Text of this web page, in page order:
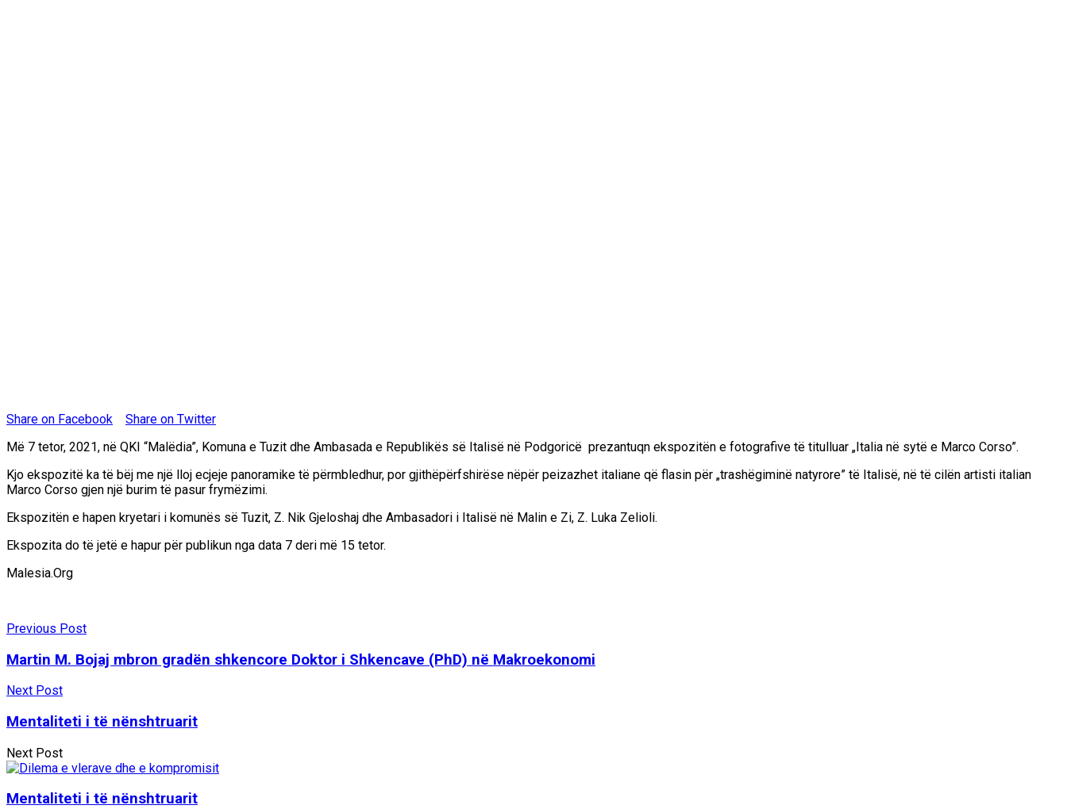
Share on Facebook
Share on Twitter
Më 7 tetor, 2021, në QKI “Malëdia”, Komuna e Tuzit dhe Ambasada e Republikës së Italisë në Podgoricë prezantuqn ekspozitën e fotografive të titulluar „Italia në sytë e Marco Corso”.
Kjo ekspozitë ka të bëj me një lloj ecjeje panoramike të përmbledhur, por gjithëpërfshirëse nëpër peizazhet italiane që flasin për „trashëgiminë natyrore” të Italisë, në të cilën artisti italian
Marco Corso gjen një burim të pasur frymëzimi.
Ekspozitën e hapen kryetari i komunës së Tuzit, Z. Nik Gjeloshaj dhe Ambasadori i Italisë në Malin e Zi, Z. Luka Zelioli.
Ekspozita do të jetë e hapur për publikun nga data 7 deri më 15 tetor.
Malesia.Org
Previous Post
Martin M. Bojaj mbron gradën shkencore Doktor i Shkencave (PhD) në Makroekonomi
Next Post
Mentaliteti i të nënshtruarit
Next Post
Mentaliteti i të nënshtruarit